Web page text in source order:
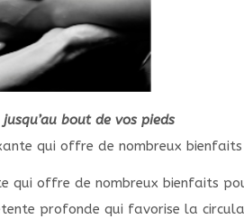
bout de vos pieds
qui offre de nombreux
qui offre de nombreux bienfaits
profonde qui favorise la